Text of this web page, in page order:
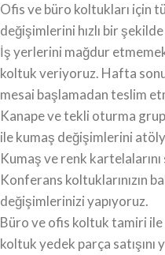
Ofis ve büro koltukları için
değişimlerini hızlı bir
İş yerlerini mağdur
koltuk veriyoruz. Hafta sonu
mesai başlamadan teslim
Kanape ve tekli oturma
ile kumaş değişimlerini
Kumaş ve renk kartelalarını
Konferans koltuklarınızın
değişimlerinizi yapıyoruz.
Büro ve ofis koltuk tamiri
koltuk yedek parça satışını